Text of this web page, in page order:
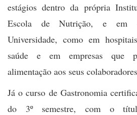
estágios dentro da própria
Escola de Nutrição, e em
Universidade, como em
saúde e em empresas que
alimentação aos seus
Já o curso de Gastronomia
do 3º semestre, com o